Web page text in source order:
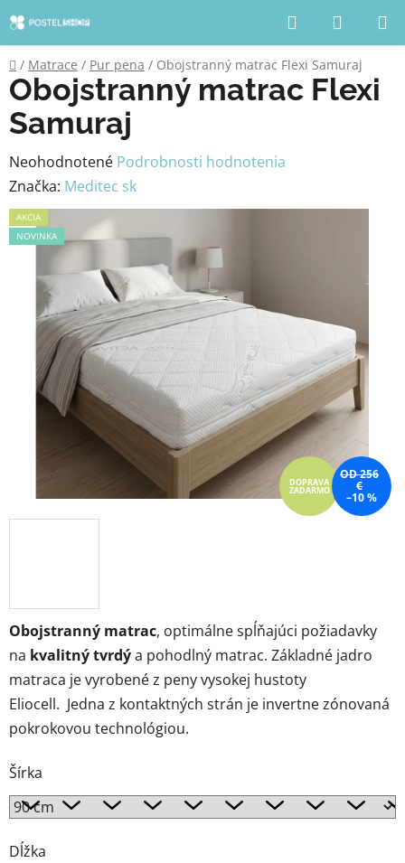
na
obsah
Hľadať
KOŠÍK
Domov
/ Matrace / Pur pena / Obojstranný matrac Flexi Samuraj
Obojstranný matrac, optimálne spĺňajúci požiadavky
na kvalitný tvrdýa pohodlný matrac. Základné jadro
matraca je vyrobené z peny vysokej hustoty
Eliocell. Jedna z kontaktných strán je invertne zónovaná
pokrokovou technológiou.
Šírka
Dĺžka
Obojstranný matrac Flexi
Samuraj
Priemerné
hodnotenie
produktu
je
hviezdičiek.
Neohodnotené Podrobnosti hodnotenia
Značka: Meditec sk
AKCIA
NOVINKA
DOPRAVA
ZADARMO
OD 256
€
–10 %